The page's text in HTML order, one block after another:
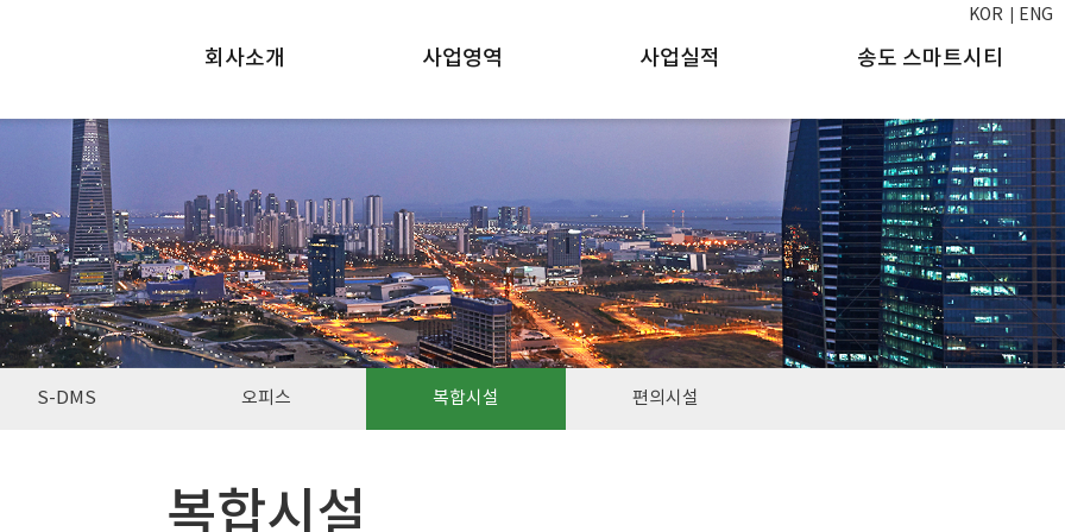
KOR ENG
회사소개 사업영역 사업실적 송도 스마트시티
S-DMS 오피스 복합시설 편의시설
복합시설